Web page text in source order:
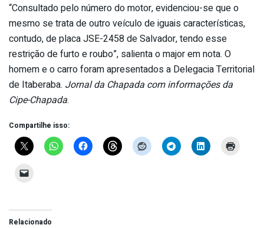
“Consultado pelo número do motor, evidenciou-se que o
mesmo se trata de outro veículo de iguais características,
contudo, de placa JSE-2458 de Salvador, tendo esse
restrição de furto e roubo”, salienta o major em nota. O
homem e o carro foram apresentados a Delegacia Territorial
de Itaberaba. Jornal da Chapada com informações da
Cipe-Chapada.
Compartilhe isso:
Relacionado